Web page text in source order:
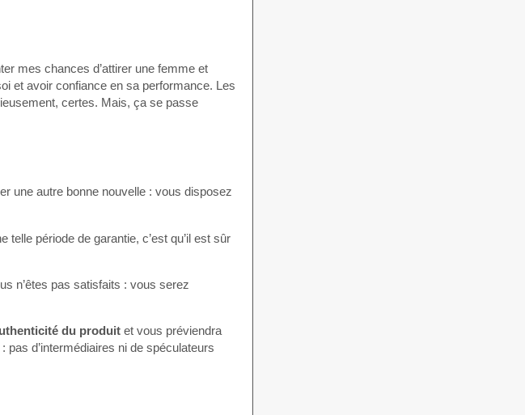
mes chances d’attirer une femme et
et avoir confiance en sa performance. Les
certes. Mais, ça se passe
une autre bonne nouvelle : vous disposez
période de garantie, c’est qu’il est sûr
n’êtes pas satisfaits : vous serez
du produit et vous préviendra
: pas d’intermédiaires ni de spéculateurs